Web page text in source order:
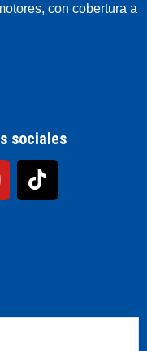
con cobertura a
sociales